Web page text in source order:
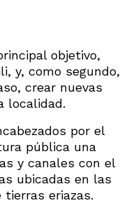
objetivo,
y, como segundo,
crear nuevas
localidad.
por el
pública una
y canales con el
ubicadas en las
eriazas.